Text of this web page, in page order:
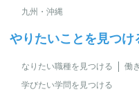
九州・沖縄
やりたいことを見つけ
なりたい職種を見つける
働
学びたい学問を見つける